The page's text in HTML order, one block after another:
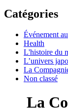
Catégories
Événement
Health
L'histoire du
L’univers
La
Non classé
La